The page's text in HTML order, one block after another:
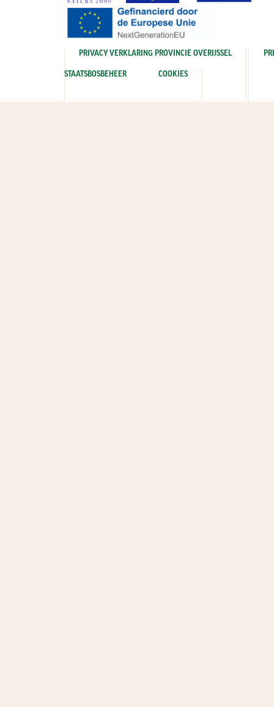
PRIVACY VERKLARING PROVINCIE OVERIJSSEL
STAATSBOSBEHEER COOKIES